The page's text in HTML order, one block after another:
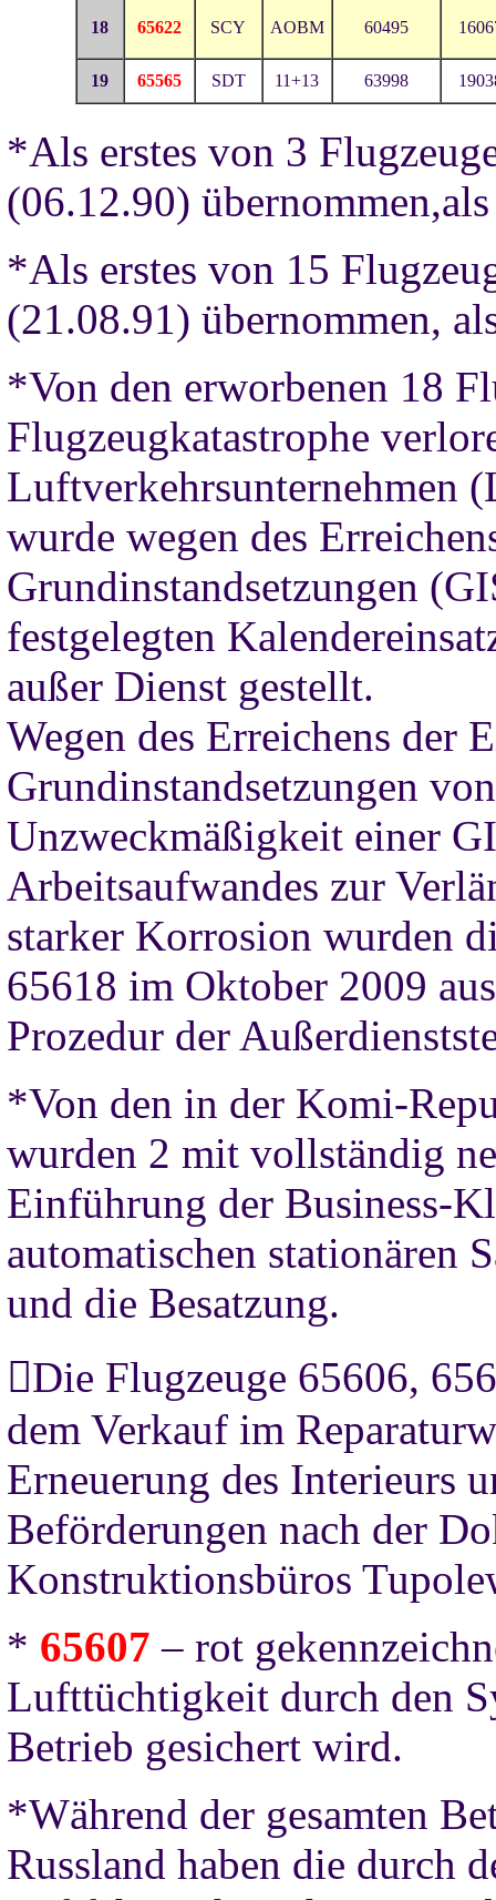
18 65622 SCY AOBM 60495
19 65565 SDT 11+13 63998
*Als erstes von 3
(06.12.90)
*Als erstes von 15
(21.08.91) übernommen,
*Von den erworbenen 18
Flugzeugkatastrophe
Luftverkehrsunternehmen
wurde wegen des
Grundinstandsetzungen
festgelegten
außer Dienst gestellt.
Wegen des Erreichens der
Grundinstandsetzungen
Unzweckmäßigkeit einer
Arbeitsaufwandes zur
starker Korrosion wurden
65618 im Oktober 2009
Prozedur der
*Von den in der Komi-
wurden 2 mit vollständig
Einführung der Business-
automatischen stationären
und die Besatzung.
Die Flugzeuge 65606,
dem Verkauf im
Erneuerung des Interieurs
Beförderungen nach der
Konstruktionsbüros
* 65607 – rot
Lufttüchtigkeit durch den
Betrieb gesichert wird.
*Während der gesamten
Russland haben die durch